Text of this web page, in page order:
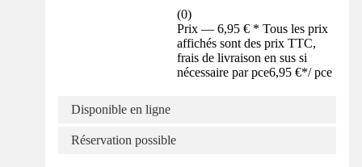
(0)
Prix — 6,95 € * Tous les prix
affichés sont des prix TTC,
frais de livraison en sus si
nécessaire par pce6,95 €*/ pce
Disponible en ligne
Réservation possible